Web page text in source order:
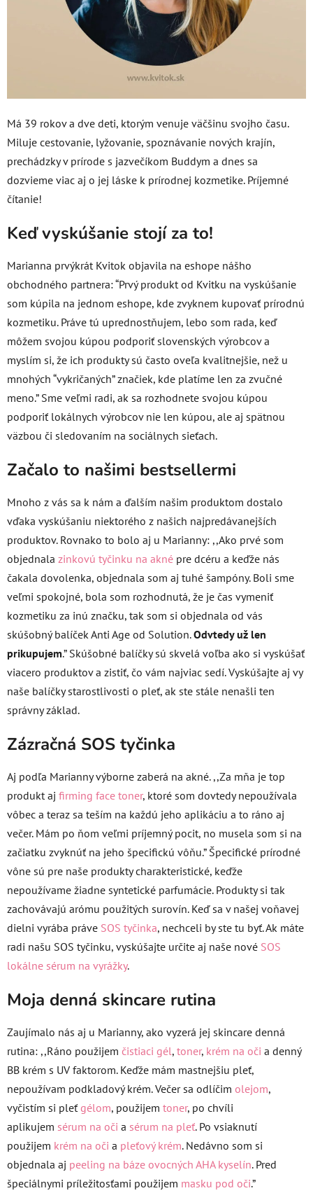
Má 39 rokov a dve deti, ktorým venuje väčšinu svojho času.
Miluje cestovanie, lyžovanie, spoznávanie nových krajín,
prechádzky v prírode s jazvečíkom Buddym a dnes sa
dozvieme viac aj o jej láske k prírodnej kozmetike. Príjemné
čítanie!
Keď vyskúšanie stojí za to!
Marianna prvýkrát Kvitok objavila na eshope nášho
obchodného partnera: “Prvý produkt od Kvitku na vyskúšanie
som kúpila na jednom eshope, kde zvyknem kupovať prírodnú
kozmetiku. Práve tú uprednostňujem, lebo som rada, keď
môžem svojou kúpou podporiť slovenských výrobcov a
myslím si, že ich produkty sú často oveľa kvalitnejšie, než u
mnohých “vykričaných” značiek, kde platíme len za zvučné
meno.” Sme veľmi radi, ak sa rozhodnete svojou kúpou
podporiť lokálnych výrobcov nie len kúpou, ale aj spätnou
väzbou či sledovaním na sociálnych sieťach.
Začalo to našimi bestsellermi
Mnoho z vás sa k nám a ďalším našim produktom dostalo
vďaka vyskúšaniu niektorého z našich najpredávanejších
produktov. Rovnako to bolo aj u Marianny: ,,Ako prvé som
objednala zinkovú tyčinku na akné pre dcéru a keďže nás
čakala dovolenka, objednala som aj tuhé šampóny. Boli sme
veľmi spokojné, bola som rozhodnutá, že je čas vymeniť
kozmetiku za inú značku, tak som si objednala od vás
skúšobný balíček Anti Age od Solution. Odvtedy už len
prikupujem.” Skúšobné balíčky sú skvelá voľba ako si vyskúšať
viacero produktov a zistiť, čo vám najviac sedí. Vyskúšajte aj vy
naše balíčky starostlivosti o pleť, ak ste stále nenašli ten
správny základ.
Zázračná SOS tyčinka
Aj podľa Marianny výborne zaberá na akné. ,,Za mňa je top
produkt aj firming face toner, ktoré som dovtedy nepoužívala
vôbec a teraz sa teším na každú jeho aplikáciu a to ráno aj
večer. Mám po ňom veľmi príjemný pocit, no musela som si na
začiatku zvyknúť na jeho špecifickú vôňu.” Špecifické prírodné
vône sú pre naše produkty charakteristické, keďže
nepoužívame žiadne syntetické parfumácie. Produkty si tak
zachovávajú arómu použitých surovín. Keď sa v našej voňavej
dielni vyrába práve SOS tyčinka, nechceli by ste tu byť. Ak máte
radi našu SOS tyčinku, vyskúšajte určite aj naše nové SOS
lokálne sérum na vyrážky.
Moja denná skincare rutina
Zaujímalo nás aj u Marianny, ako vyzerá jej skincare denná
rutina: ,,Ráno použijem čistiaci gél, toner, krém na oči a denný
BB krém s UV faktorom. Keďže mám mastnejšiu pleť,
nepoužívam podkladový krém. Večer sa odlíčim olejom,
vyčistím si pleť gélom, použijem toner, po chvíli
aplikujem sérum na oči a sérum na pleť. Po vsiaknutí
použijem krém na oči a pleťový krém. Nedávno som si
objednala aj peeling na báze ovocných AHA kyselín. Pred
špeciálnymi príležitosťami použijem masku pod oči.”